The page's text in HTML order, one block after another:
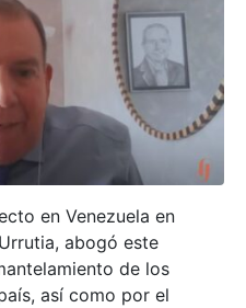
en Venezuela en
abogó este
de los
así como por el